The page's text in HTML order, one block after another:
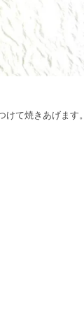
て焼きあげます。